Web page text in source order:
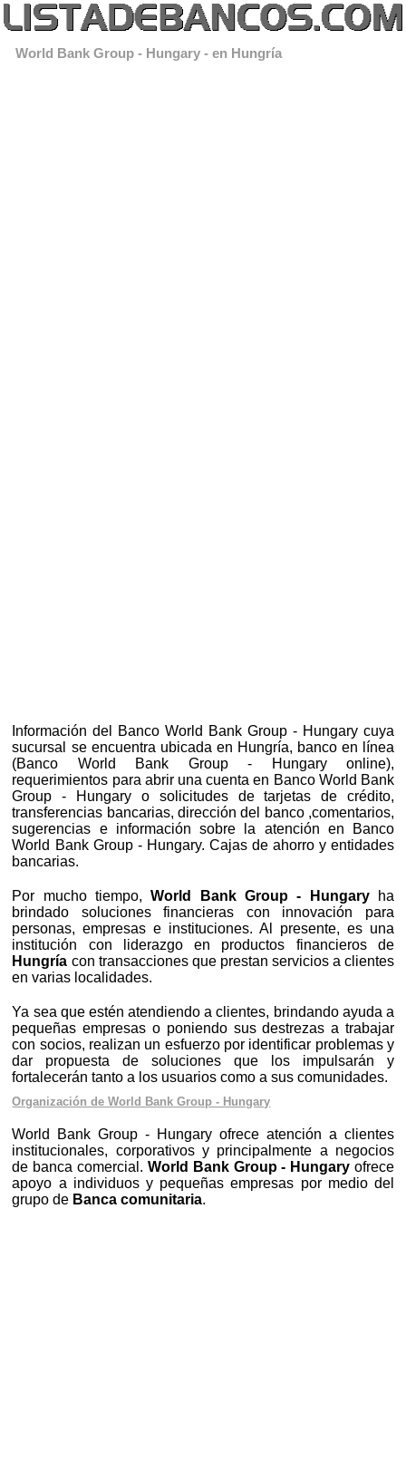
World Bank Group - Hungary - en Hungría
Información del Banco World Bank Group - Hungary cuya
sucursal se encuentra ubicada en Hungría, banco en línea
(Banco World Bank Group - Hungary online),
requerimientos para abrir una cuenta en Banco World Bank
Group - Hungary o solicitudes de tarjetas de crédito,
transferencias bancarias, dirección del banco ,comentarios,
sugerencias e información sobre la atención en Banco
World Bank Group - Hungary. Cajas de ahorro y entidades
bancarias.
Por mucho tiempo,World Bank Group - Hungaryha
brindado soluciones financieras con innovación para
personas, empresas e instituciones. Al presente, es una
institución con liderazgo en productos financieros de
Hungría con transacciones que prestan servicios a clientes
en varias localidades.
Ya sea que estén atendiendo a clientes, brindando ayuda a
pequeñas empresas o poniendo sus destrezas a trabajar
con socios, realizan un esfuerzo por identificar problemas y
dar propuesta de soluciones que los impulsarán y
fortalecerán tanto a los usuarios como a sus comunidades.
Organización de World Bank Group - Hungary
World Bank Group - Hungary ofrece atención a clientes
institucionales, corporativos y principalmente a negocios
de banca comercial. World Bank Group - Hungary ofrece
apoyo a individuos y pequeñas empresas por medio del
grupo de Banca comunitaria.